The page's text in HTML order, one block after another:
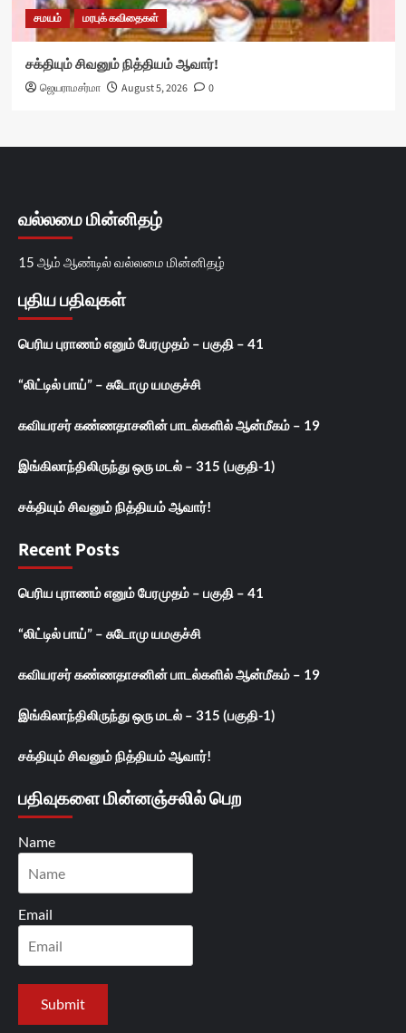
சமயம் மரபுக் கவிதைகள்
சக்தியும் சிவனும் நித்தியம் ஆவார்!
ஜெயராமசர்மா August 5, 2026 0
வல்லமை மின்னிதழ்
15 ஆம் ஆண்டில் வல்லமை மின்னிதழ்
புதிய பதிவுகள்
பெரிய புராணம் எனும் பேரமுதம் – பகுதி – 41
“லிட்டில் பாய்” – சுடோமு யமகுச்சி
கவியரசர் கண்ணதாசனின் பாடல்களில் ஆன்மீகம் – 19
இங்கிலாந்திலிருந்து ஒரு மடல் – 315 (பகுதி-1)
சக்தியும் சிவனும் நித்தியம் ஆவார்!
Recent Posts
பெரிய புராணம் எனும் பேரமுதம் – பகுதி – 41
“லிட்டில் பாய்” – சுடோமு யமகுச்சி
கவியரசர் கண்ணதாசனின் பாடல்களில் ஆன்மீகம் – 19
இங்கிலாந்திலிருந்து ஒரு மடல் – 315 (பகுதி-1)
சக்தியும் சிவனும் நித்தியம் ஆவார்!
பதிவுகளை மின்னஞ்சலில் பெற
Name
Email